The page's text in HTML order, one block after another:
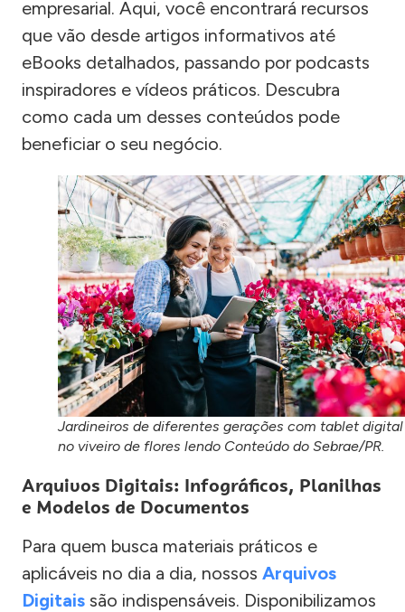
empresarial. Aqui, você encontrará recursos
que vão desde artigos informativos até
eBooks detalhados, passando por podcasts
inspiradores e vídeos práticos. Descubra
como cada um desses conteúdos pode
beneficiar o seu negócio.
Jardineiros de diferentes gerações com tablet digital
no viveiro de flores lendo Conteúdo do Sebrae/PR.
Arquivos Digitais: Infográficos, Planilhas
e Modelos de Documentos
Para quem busca materiais práticos e
aplicáveis no dia a dia, nossos Arquivos
Digitais são indispensáveis. Disponibilizamos